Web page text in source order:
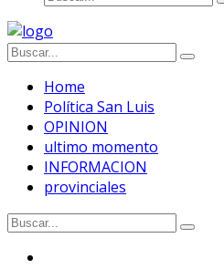
Home
Política San Luis
OPINION
ultimo momento
INFORMACION
provinciales